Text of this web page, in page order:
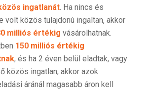
ingatlanát. Ha nincs és
volt közös tulajdonú ingaltan, akkor
milliós értékig vásárolhatnak.
150 milliós értékig
, és ha 2 éven belül eladtak, vagy
közös ingatlan, akkor azok
áránál magasabb áron kell